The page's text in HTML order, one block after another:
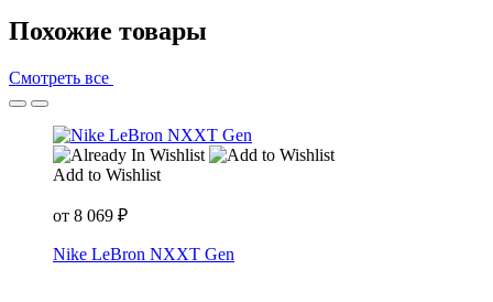
Похожие товары
Смотреть все
Add to Wishlist
от 8 069 ₽
Nike LeBron NXXT Gen